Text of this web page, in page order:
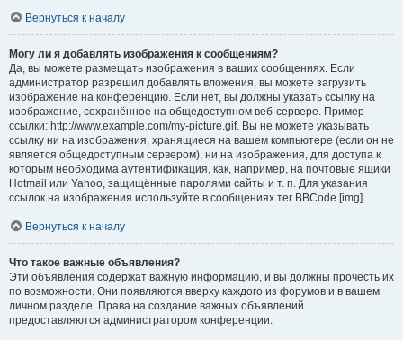
Вернуться к началу
Могу ли я добавлять изображения к сообщениям?
Да, вы можете размещать изображения в ваших сообщениях. Если
администратор разрешил добавлять вложения, вы можете загрузить
изображение на конференцию. Если нет, вы должны указать ссылку на
изображение, сохранённое на общедоступном веб-сервере. Пример
ссылки: http://www.example.com/my-picture.gif. Вы не можете указывать
ссылку ни на изображения, хранящиеся на вашем компьютере (если он не
является общедоступным сервером), ни на изображения, для доступа к
которым необходима аутентификация, как, например, на почтовые ящики
Hotmail или Yahoo, защищённые паролями сайты и т. п. Для указания
ссылок на изображения используйте в сообщениях тег BBCode [img].
Вернуться к началу
Что такое важные объявления?
Эти объявления содержат важную информацию, и вы должны прочесть их
по возможности. Они появляются вверху каждого из форумов и в вашем
личном разделе. Права на создание важных объявлений
предоставляются администратором конференции.